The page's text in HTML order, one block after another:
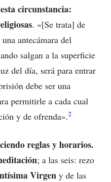
circunstancia:
. «[Se trata] de
antecámara del
salgan a la superficie
del día, será para entrar
debe ser una
permitirle a cada cual
y de ofrenda».2
reglas y horarios.
; a las seis: rezo
Virgen y de las